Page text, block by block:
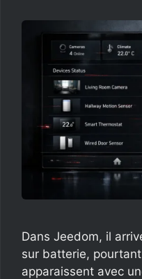
Dans Jeedom, il
sur batterie,
apparaissent avec